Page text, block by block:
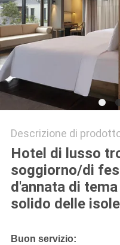
Descrizione di
Hotel di lusso
soggiorno/di
d'annata di
solido delle isole
Buon servizio: